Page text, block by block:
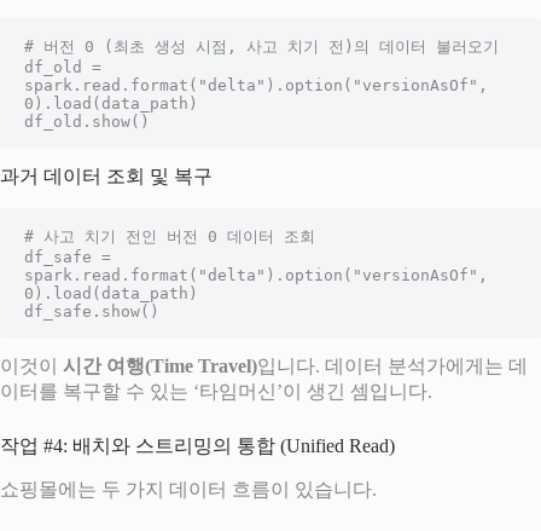
# 버전 0 (최초 생성 시점, 사고 치기 전)의 데이터 불러오기
df_old =
spark.read.format("delta").option("versionAsOf",
0).load(data_path)
df_old.show()
과거 데이터 조회 및 복구
# 사고 치기 전인 버전 0 데이터 조회
df_safe =
spark.read.format("delta").option("versionAsOf",
0).load(data_path)
df_safe.show()
이것이 시간 여행(Time Travel)입니다. 데이터 분석가에게는 데
이터를 복구할 수 있는 ‘타임머신’이 생긴 셈입니다.
작업 #4: 배치와 스트리밍의 통합 (Unified Read)
쇼핑몰에는 두 가지 데이터 흐름이 있습니다.